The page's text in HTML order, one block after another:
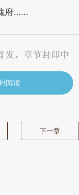
府......
阅读
下一章